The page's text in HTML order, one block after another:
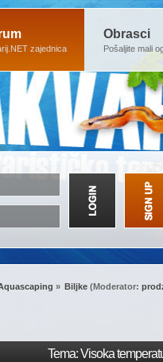
zajednica
Obrasci
Pošaljite mali
» Biljke (Moderator:
Tema: Visoka